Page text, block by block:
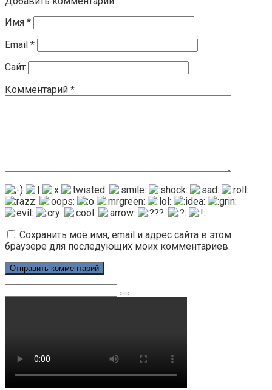
Имя *
Email *
Сайт
Комментарий *
Сохранить моё имя, email и адрес сайта в этом
браузере для последующих моих комментариев.